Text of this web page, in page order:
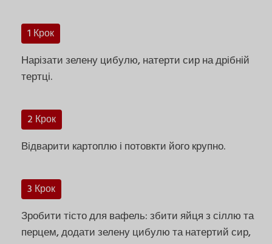
1 Крок
Нарізати зелену цибулю, натерти сир на дрібній
тертці.
2 Крок
Відварити картоплю і потовкти його крупно.
3 Крок
Зробити тісто для вафель: збити яйця з сіллю та
перцем, додати зелену цибулю та натертий сир,